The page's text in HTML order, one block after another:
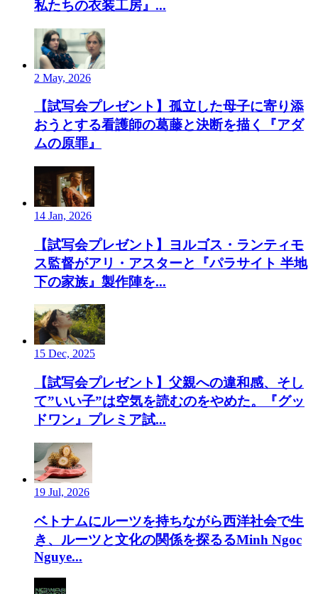
私たちの衣装工房』...
2 May, 2026
【試写会プレゼント】孤立した母子に寄り添
おうとする看護師の葛藤と決断を描く『アダ
ムの原罪』
14 Jan, 2026
【試写会プレゼント】ヨルゴス・ランティモ
ス監督がアリ・アスターと『パラサイト 半地
下の家族』製作陣を...
15 Dec, 2025
【試写会プレゼント】父親への違和感、そし
て”いい子”は空気を読むのをやめた。『グッ
ドワン』プレミア試...
19 Jul, 2026
ベトナムにルーツを持ちながら西洋社会で生
き、ルーツと文化の関係を探るるMinh Ngoc
Nguye...